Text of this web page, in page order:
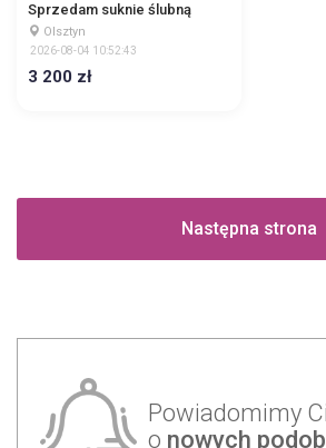
Sprzedam suknie ślubną
Olsztyn
2026-08-04 10:52:43
3 200 zł
Następna strona
Powiadomimy
o nowych